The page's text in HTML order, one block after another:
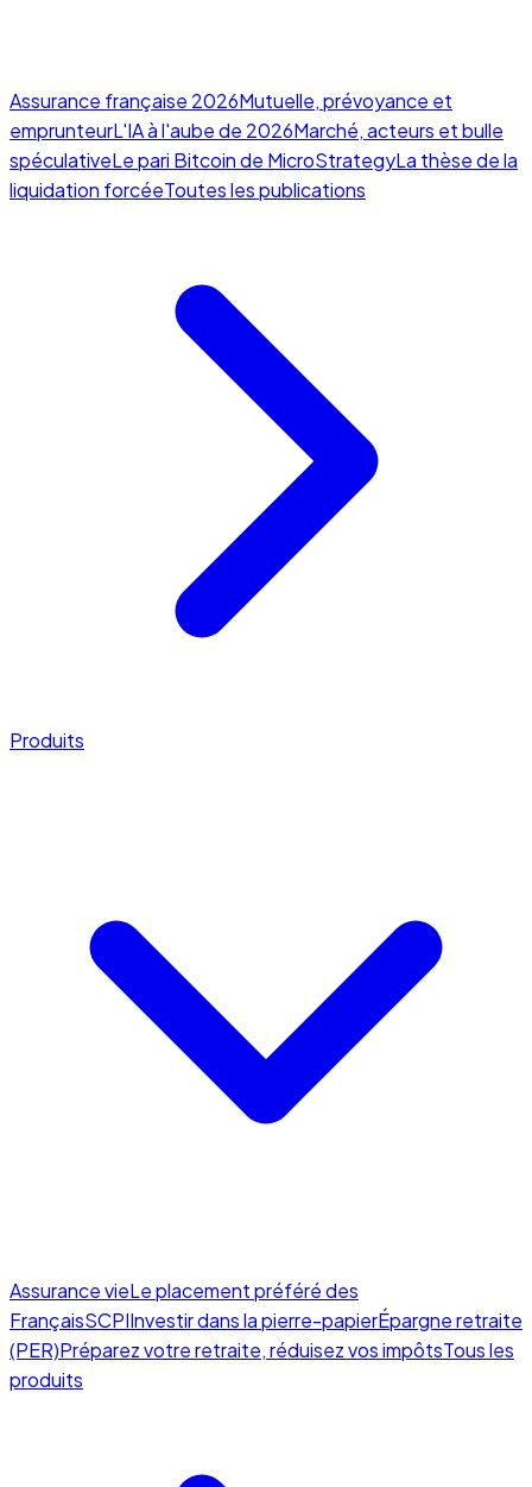
Assurance française 2026Mutuelle, prévoyance et
emprunteurL'IA à l'aube de 2026Marché, acteurs et bulle
spéculativeLe pari Bitcoin de MicroStrategyLa thèse de la
liquidation forcéeToutes les publications
Produits
Assurance vieLe placement préféré des
FrançaisSCPIInvestir dans la pierre-papierÉpargne retraite
(PER)Préparez votre retraite, réduisez vos impôtsTous les
produits